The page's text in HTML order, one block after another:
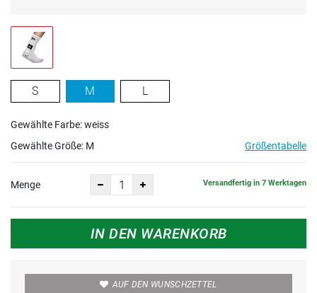
S M L
Gewählte Farbe: weiss
Gewählte Größe: M Größentabelle
Menge Versandfertig in 7 Werktagen
IN DEN WARENKORB
AUF DEN WUNSCHZETTEL